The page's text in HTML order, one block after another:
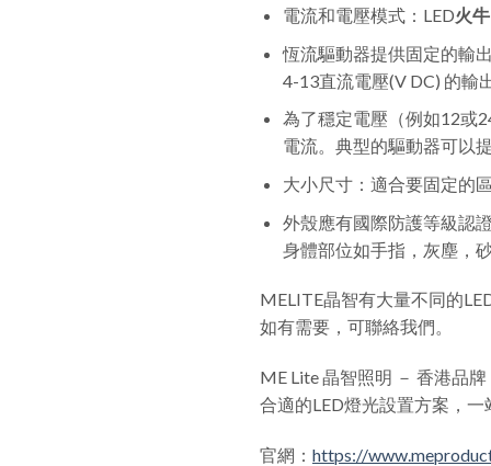
電流和電壓模式：LED火
恆流驅動器提供固定的輸
4-13直流電壓(V DC) 的輸
為了穩定電壓（例如12或
電流。典型的驅動器可以
大小尺寸：適合要固定的
外殼應有國際防護等級認
身體部位如手指，灰塵，
MELITE晶智有大量不同的
如有需要，可聯絡我們。
ME Lite 晶智照明 － 香港品
合適的LED燈光設置方案，
官網： https://